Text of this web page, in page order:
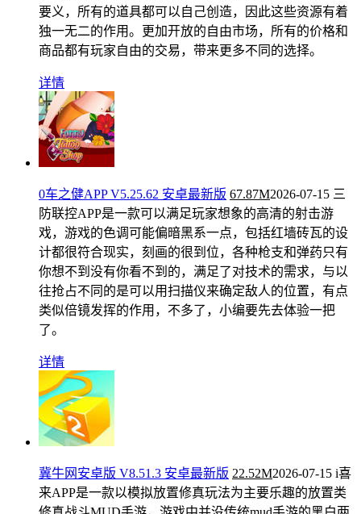
要义，所有的道具都可以自己创造，因此这些资源有着
独一无二的作用。更加开放的自由市场，所有的价格和
商品都有玩家自由的交易，带来更多不同的选择。
详情
0车之健APP V5.25.62 安卓最新版 67.87M2026-07-15 三
防联控APP是一款可以满足玩家想象的高清的射击游
戏，游戏的色调可能偏暗黑系一点，包括红墙砖瓦的设
计都很符合现实，刻画的很到位，各种枪支和弹药只有
你想不到没有你看不到的，满足了对技术的需求，与以
往抢占不同的是可以用扫描仪来确定敌人的位置，有点
类似倍镜发挥的作用，不多了，小编要先去体验一把
了。
详情
冀牛网安卓版 V8.51.3 安卓最新版 22.52M2026-07-15 i喜
来APP是一款以模拟放置修真玩法为主要乐趣的放置类